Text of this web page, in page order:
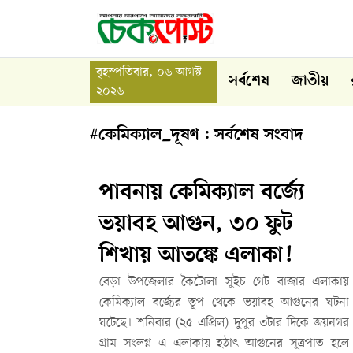
বৃহস্পতিবার, ০৬ আগস্ট
২০২৬
সর্বশেষ জাতীয়
#কেমিক্যাল_দূষণ : সর্বশেষ সংবাদ
পাবনায় কেমিক্যাল বর্জ্যে
ভয়াবহ আগুন, ৩০ ফুট
শিখায় আতঙ্কে এলাকা!
বেড়া উপজেলার কৈটোলা সুইচ গেট বাজার এলাকায়
কেমিক্যাল বর্জ্যের স্তূপ থেকে ভয়াবহ আগুনের ঘটনা
ঘটেছে। শনিবার (২৫ এপ্রিল) দুপুর ৩টার দিকে জয়নগর
গ্রাম সংলগ্ন এ এলাকায় হঠাৎ আগুনের সূত্রপাত হলে